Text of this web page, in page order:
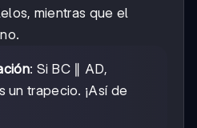
mientras que el
: Si BC ∥ AD,
un trapecio. ¡Así de